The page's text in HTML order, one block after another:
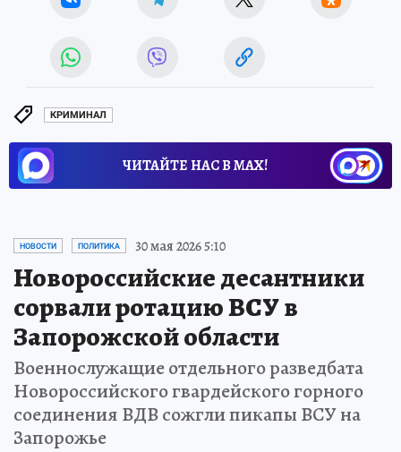
КРИМИНАЛ
ЧИТАЙТЕ НАС В МАХ!
НОВОСТИ ПОЛИТИКА 30 мая 2026 5:10
Новороссийские десантники
сорвали ротацию ВСУ в
Запорожской области
Военнослужащие отдельного разведбата
Новороссийского гвардейского горного
соединения ВДВ сожгли пикапы ВСУ на
Запорожье